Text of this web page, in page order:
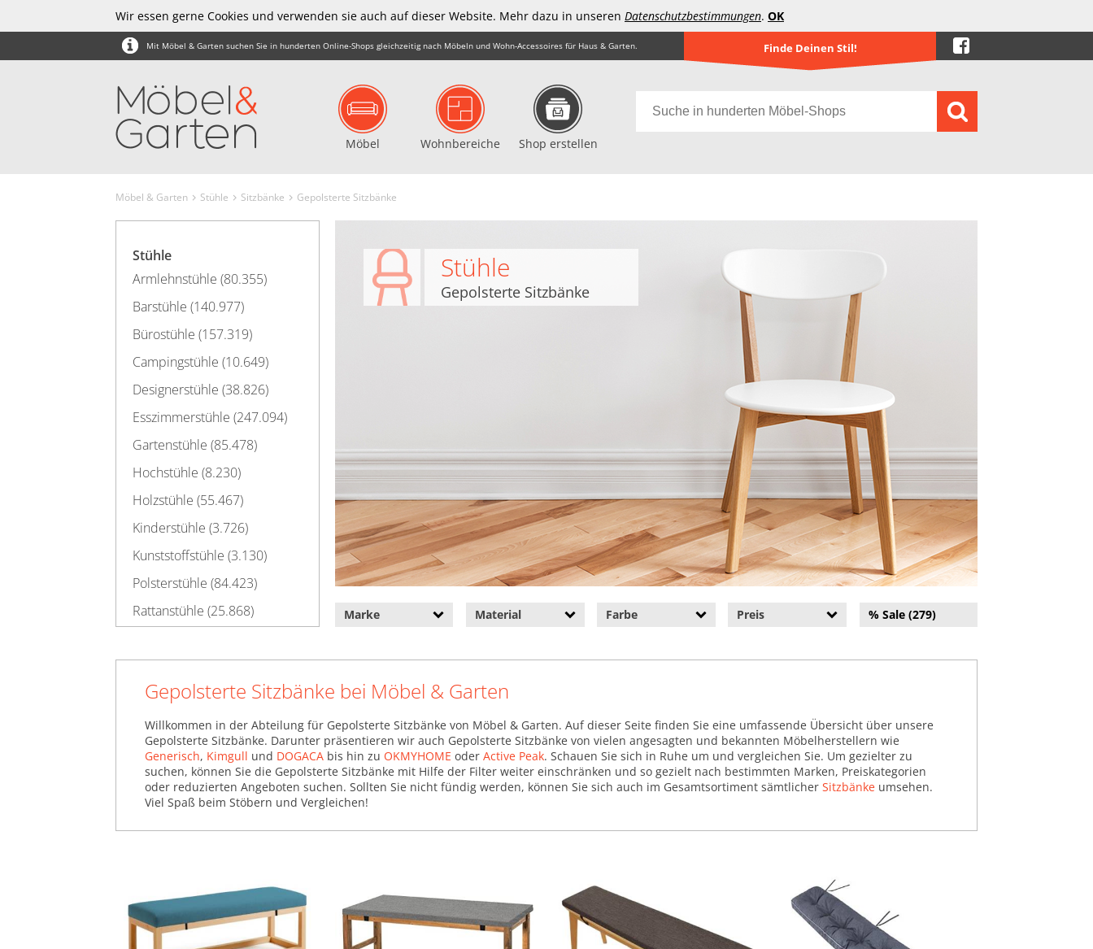
Wir essen gerne Cookies und verwenden sie auch auf dieser Website. Mehr dazu in unseren Datenschutzbestimmungen. OK
Mit Möbel & Garten suchen Sie in hunderten Online-Shops gleichzeitig nach Möbeln und Wohn-Accessoires für Haus & Garten. Finde Deinen Stil!
Möbel Wohnbereiche Shop erstellen
Möbel & Garten Stühle Sitzbänke Gepolsterte Sitzbänke
Stühle
Armlehnstühle (80.355)
Barstühle (140.977)
Bürostühle (157.319)
Campingstühle (10.649)
Designerstühle (38.826)
Esszimmerstühle (247.094)
Gartenstühle (85.478)
Hochstühle (8.230)
Holzstühle (55.467)
Kinderstühle (3.726)
Kunststoffstühle (3.130)
Polsterstühle (84.423)
Rattanstühle (25.868)
Sitzbänke (272.778)
Gepolsterte Sitzbänke
(32.172)
Sitzbänke aus Holz (45.243)
Sitzbänke für den Garten
(12.848)
Sitzbänke mit Lehne (9.736)
Stapelstühle (9.005)
Stühle
Gepolsterte Sitzbänke
Marke Material Farbe Preis % Sale (279)
Gepolsterte Sitzbänke bei Möbel & Garten
Willkommen in der Abteilung für Gepolsterte Sitzbänke von Möbel & Garten. Auf dieser Seite finden Sie eine umfassende Übersicht über unsere
Gepolsterte Sitzbänke. Darunter präsentieren wir auch Gepolsterte Sitzbänke von vielen angesagten und bekannten Möbelherstellern wie
Generisch, Kimgull und DOGACA bis hin zu OKMYHOME oder Active Peak. Schauen Sie sich in Ruhe um und vergleichen Sie. Um gezielter zu
suchen, können Sie die Gepolsterte Sitzbänke mit Hilfe der Filter weiter einschränken und so gezielt nach bestimmten Marken, Preiskategorien
oder reduzierten Angeboten suchen. Sollten Sie nicht fündig werden, können Sie sich auch im Gesamtsortiment sämtlicher Sitzbänke umsehen.
Viel Spaß beim Stöbern und Vergleichen!